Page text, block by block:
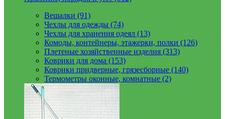
Вешалки (91)
Чехлы для одежды (74)
Чехлы для хранения одеял (13)
Комоды, контейнеры, этажерки, полки (126)
Плетеные хозяйственные изделия (313)
Коврики для дома (153)
Коврики придверные, грязесборные (140)
Термометры оконные, комнатные (2)